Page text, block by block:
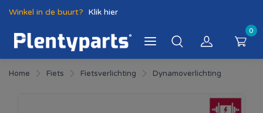
Winkel in de buurt? Klik hier
0
Home Fiets Fietsverlichting Dynamoverlichting